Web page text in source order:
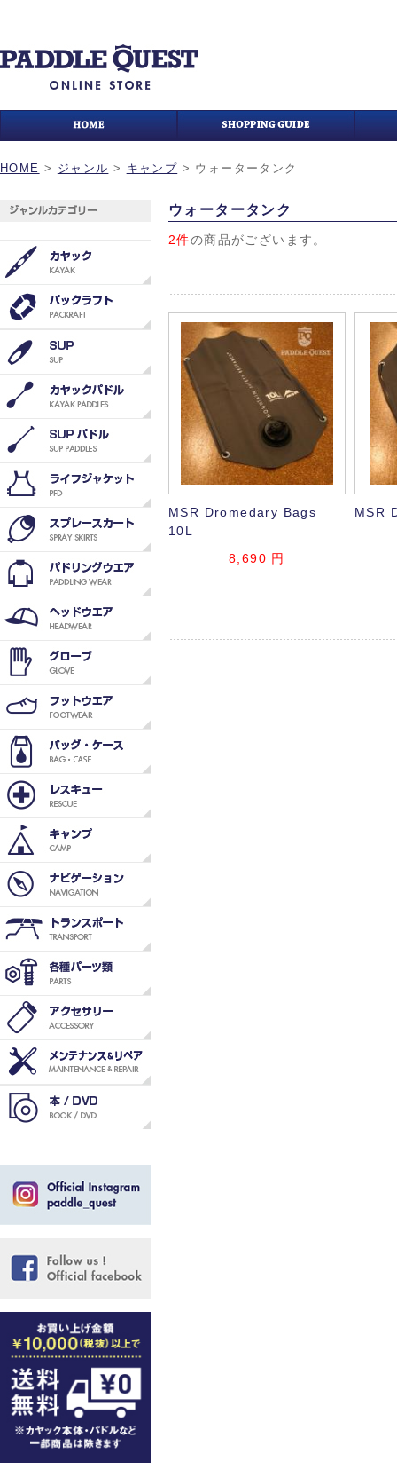
HOME > ジャンル > キャンプ > ウォータータンク
ウォータータンク
2件の商品がございます。
MSR Dromedary Bags
10L
8,690 円
MSR